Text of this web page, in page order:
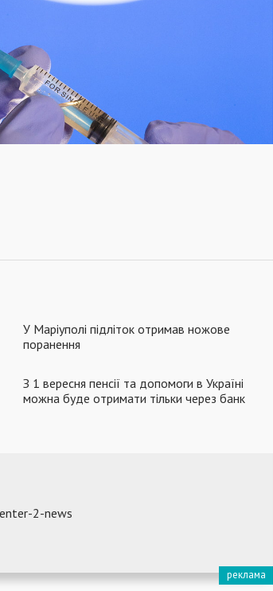
У Маріуполі підліток отримав ножове
поранення
З 1 вересня пенсії та допомоги в Україні
можна буде отримати тільки через банк